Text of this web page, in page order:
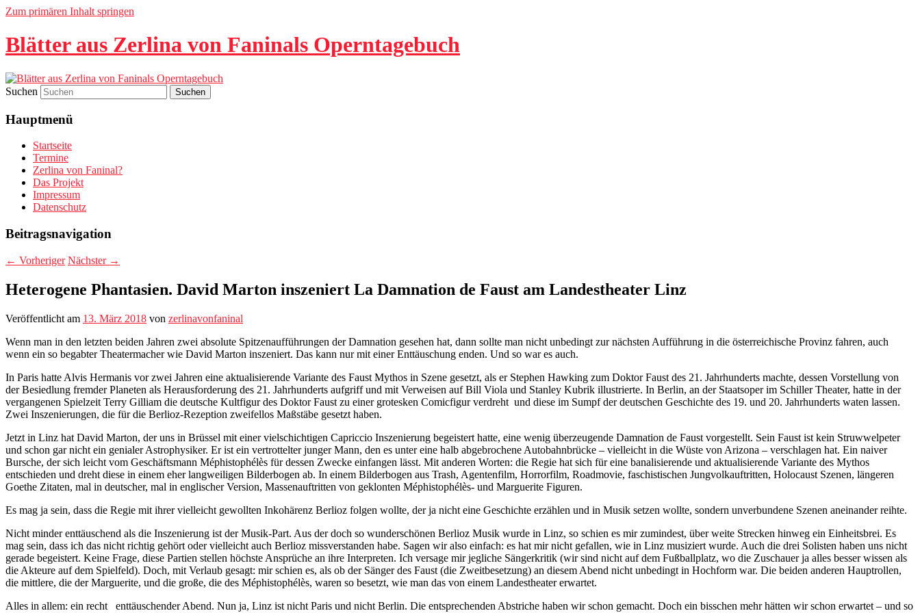
Zum primären Inhalt springen
Blätter aus Zerlina von Faninals Operntagebuch
Suchen
Hauptmenü
Startseite
Termine
Zerlina von Faninal?
Das Projekt
Impressum
Datenschutz
Beitragsnavigation
← Vorheriger Nächster →
Heterogene Phantasien. David Marton inszeniert La Damnation de Faust am Landestheater Linz
Veröffentlicht am 13. März 2018 von zerlinavonfaninal
Wenn man in den letzten beiden Jahren zwei absolute Spitzenaufführungen der Damnation gesehen hat, dann sollte man nicht unbedingt zur nächsten Aufführung in die österreichische Provinz fahren, auch
wenn ein so begabter Theatermacher wie David Marton inszeniert. Das kann nur mit einer Enttäuschung enden. Und so war es auch.
In Paris hatte Alvis Hermanis vor zwei Jahren eine aktualisierende Variante des Faust Mythos in Szene gesetzt, als er Stephen Hawking zum Doktor Faust des 21. Jahrhunderts machte, dessen Vorstellung von
der Besiedlung fremder Planeten als Herausforderung des 21. Jahrhunderts aufgriff und mit Verweisen auf Bill Viola und Stanley Kubrik illustrierte. In Berlin, an der Staatsoper im Schiller Theater, hatte in der
vergangenen Spielzeit Terry Gilliam die deutsche Kultfigur des Doktor Faust zu einer grotesken Comicfigur verdreht und diese im Sumpf der deutschen Geschichte des 19. und 20. Jahrhunderts waten lassen.
Zwei Inszenierungen, die für die Berlioz-Rezeption zweifellos Maßstäbe gesetzt haben.
Jetzt in Linz hat David Marton, der uns in Brüssel mit einer vielschichtigen Capriccio Inszenierung begeistert hatte, eine wenig überzeugende Damnation de Faust vorgestellt. Sein Faust ist kein Struwwelpeter
und schon gar nicht ein genialer Astrophysiker. Er ist ein vertrottelter junger Mann, den es unter eine halb abgebrochene Autobahnbrücke – vielleicht in die Wüste von Arizona – verschlagen hat. Ein naiver
Bursche, der sich leicht vom Geschäftsmann Méphistophélès für dessen Zwecke einfangen lässt. Mit anderen Worten: die Regie hat sich für eine banalisierende und aktualisierende Variante des Mythos
entschieden und dreht diese in einem eher langweiligen Bilderbogen ab. In einem Bilderbogen aus Trash, Agentenfilm, Horrorfilm, Roadmovie, faschistischen Jungvolkauftritten, Holocaust Szenen, längeren
Goethe Zitaten, mal in deutscher, mal in englischer Version, Massenauftritten von geklonten Méphistophélès- und Marguerite Figuren.
Es mag ja sein, dass die Regie mit ihrer vielleicht gewollten Inkohärenz Berlioz folgen wollte, der ja nicht eine Geschichte erzählen und in Musik setzen wollte, sondern unverbundene Szenen aneinander reihte.
Nicht minder enttäuschend als die Inszenierung ist der Musik-Part. Aus der doch so wunderschönen Berlioz Musik wurde in Linz, so schien es mir zumindest, über weite Strecken hinweg ein Einheitsbrei. Es
mag sein, dass ich das nicht richtig gehört oder vielleicht auch Berlioz missverstanden habe. Sagen wir also einfach: es hat mir nicht gefallen, wie in Linz musiziert wurde. Auch die drei Solisten haben uns nicht
gerade begeistert. Keine Frage, diese Partien stellen höchste Ansprüche an ihre Interpreten. Ich versage mir jegliche Sängerkritik (wir sind nicht auf dem Fußballplatz, wo die Zuschauer ja alles besser wissen als
die Akteure auf dem Spielfeld). Doch, mit Verlaub gesagt: mir schien es, als ob der Sänger des Faust (die Zweitbesetzung) an diesem Abend nicht unbedingt in Hochform war. Die beiden anderen Hauptrollen,
die mittlere, die der Marguerite, und die große, die des Méphistophélès, waren so besetzt, wie man das von einem Landestheater erwartet.
Alles in allem: ein recht enttäuschender Abend. Nun ja, Linz ist nicht Paris und nicht Berlin. Die entsprechenden Abstriche haben wir schon gemacht. Doch ein bisschen mehr hätten wir schon erwartet – und so